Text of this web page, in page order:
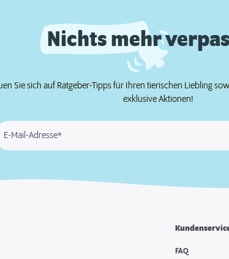
Nichts mehr
Sie sich auf Ratgeber-Tipps für Ihren tierischen Liebling
exklusive Aktionen!
E-Mail-Adresse*
FAQ